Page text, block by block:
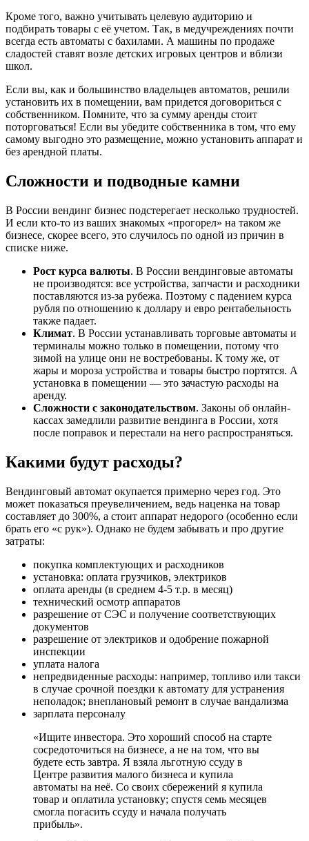
Кроме того, важно учитывать целевую аудиторию и
подбирать товары с её учетом. Так, в медучреждениях почти
всегда есть автоматы с бахилами. А машины по продаже
сладостей ставят возле детских игровых центров и вблизи
школ.
Если вы, как и большинство владельцев автоматов, решили
установить их в помещении, вам придется договориться с
собственником. Помните, что за сумму аренды стоит
поторговаться! Если вы убедите собственника в том, что ему
самому выгодно это размещение, можно установить аппарат и
без арендной платы.
Сложности и подводные камни
В России вендинг бизнес подстерегает несколько трудностей.
И если кто-то из ваших знакомых «прогорел» на таком же
бизнесе, скорее всего, это случилось по одной из причин в
списке ниже.
Рост курса валюты. В России вендинговые автоматы
не производятся: все устройства, запчасти и расходники
поставляются из-за рубежа. Поэтому с падением курса
рубля по отношению к доллару и евро рентабельность
также падает.
Климат. В России устанавливать торговые автоматы и
терминалы можно только в помещении, потому что
зимой на улице они не востребованы. К тому же, от
жары и мороза устройства и товары быстро портятся. А
установка в помещении — это зачастую расходы на
аренду.
Сложности с законодательством. Законы об онлайн-
кассах замедлили развитие вендинга в России, хотя
после поправок и перестали на него распространяться.
Какими будут расходы?
Вендинговый автомат окупается примерно через год. Это
может показаться преувеличением, ведь наценка на товар
составляет до 300%, а стоит аппарат недорого (особенно если
брать его «с рук»). Однако не будем забывать и про другие
затраты:
покупка комплектующих и расходников
установка: оплата грузчиков, электриков
оплата аренды (в среднем 4-5 т.р. в месяц)
технический осмотр аппаратов
разрешение от СЭС и получение соответствующих
документов
разрешение от электриков и одобрение пожарной
инспекции
уплата налога
непредвиденные расходы: например, топливо или такси
в случае срочной поездки к автомату для устранения
неполадок; внеплановый ремонт в случае вандализма
зарплата персоналу
«Ищите инвестора. Это хороший способ на старте
сосредоточиться на бизнесе, а не на том, что вы
будете есть завтра. Я взяла льготную ссуду в
Центре развития малого бизнеса и купила
автоматы на неё. Со своих сбережений я купила
товар и оплатила установку; спустя семь месяцев
смогла погасить ссуду и начала получать
прибыль».